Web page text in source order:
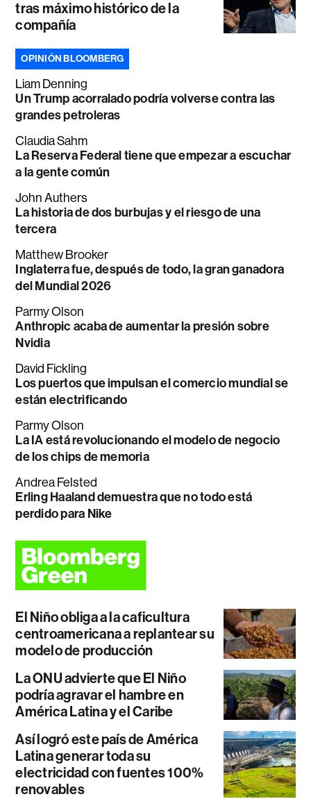
tras máximo histórico de la
compañía
OPINIÓN BLOOMBERG
Liam Denning
Un Trump acorralado podría volverse contra las
grandes petroleras
Claudia Sahm
La Reserva Federal tiene que empezar a escuchar
a la gente común
John Authers
La historia de dos burbujas y el riesgo de una
tercera
Matthew Brooker
Inglaterra fue, después de todo, la gran ganadora
del Mundial 2026
Parmy Olson
Anthropic acaba de aumentar la presión sobre
Nvidia
David Fickling
Los puertos que impulsan el comercio mundial se
están electrificando
Parmy Olson
La IA está revolucionando el modelo de negocio
de los chips de memoria
Andrea Felsted
Erling Haaland demuestra que no todo está
perdido para Nike
El Niño obliga a la caficultura
centroamericana a replantear su
modelo de producción
La ONU advierte que El Niño
podría agravar el hambre en
América Latina y el Caribe
Así logró este país de América
Latina generar toda su
electricidad con fuentes 100%
renovables